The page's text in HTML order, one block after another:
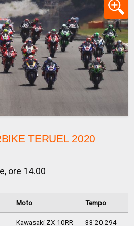
TERUEL 2020
ore 14.00
Moto Tempo
Kawasaki ZX-10RR 33'20.294